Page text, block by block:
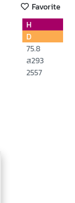
Favorite
H
D
75.8
ส293
2557